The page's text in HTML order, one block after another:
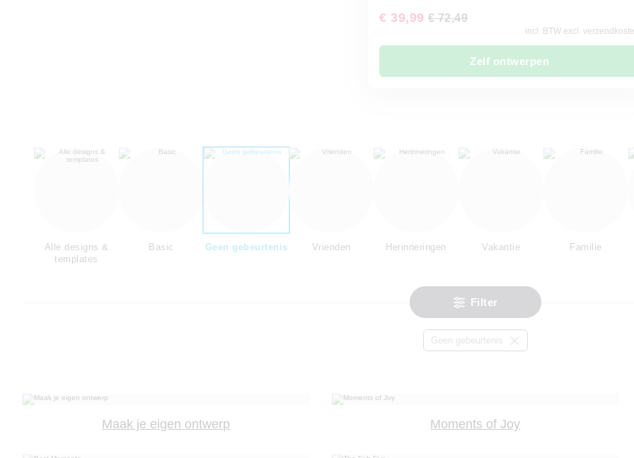
€ 39,99 € 72,49
incl. BTW excl.
Zelf ontwerpen
Alle designs &
templates
Basic Geen gebeurtenis Vrienden Herinneringen Vakantie Familie
Filter
Geen gebeurtenis
Maak je eigen ontwerp Moments of Joy